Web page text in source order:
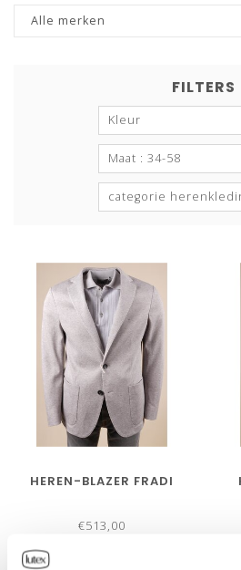
Alle merken
FILTERS
Kleur
Maat : 34-58
categorie
HEREN-BLAZER FRADI
€513,00